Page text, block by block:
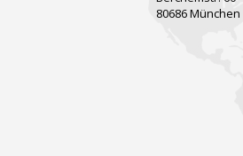
80686 München